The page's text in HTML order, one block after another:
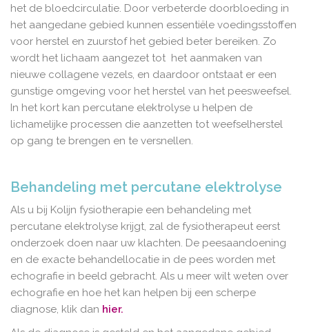
het de bloedcirculatie. Door verbeterde doorbloeding in
het aangedane gebied kunnen essentiële voedingsstoffen
voor herstel en zuurstof het gebied beter bereiken. Zo
wordt het lichaam aangezet tot het aanmaken van
nieuwe collagene vezels, en daardoor ontstaat er een
gunstige omgeving voor het herstel van het peesweefsel.
In het kort kan percutane elektrolyse u helpen de
lichamelijke processen die aanzetten tot weefselherstel
op gang te brengen en te versnellen.
Behandeling met percutane elektrolyse
Als u bij Kolijn fysiotherapie een behandeling met
percutane elektrolyse krijgt, zal de fysiotherapeut eerst
onderzoek doen naar uw klachten. De peesaandoening
en de exacte behandellocatie in de pees worden met
echografie in beeld gebracht. Als u meer wilt weten over
echografie en hoe het kan helpen bij een scherpe
diagnose, klik dan hier.